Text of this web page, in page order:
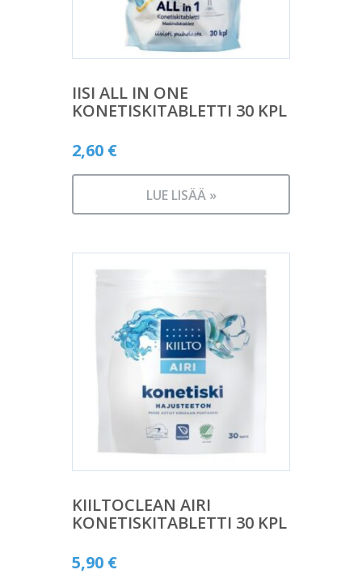
IISI ALL IN ONE
KONETISKITABLETTI 30 KPL
2,60 €
LUE LISÄÄ »
KIILTOCLEAN AIRI
KONETISKITABLETTI 30 KPL
5,90 €